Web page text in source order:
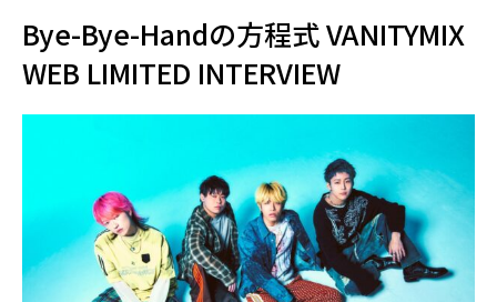
Bye-Bye-Handの方程式 VANITYMIX
WEB LIMITED INTERVIEW